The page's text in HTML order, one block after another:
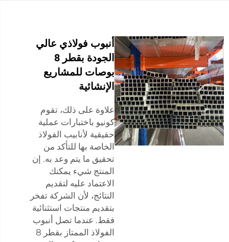
أنبوب فولاذي عالي
الجودة بقطر 8
بوصات للمشاريع
الإنشائية
علاوة على ذلك، تقوم
كونيو باختبارات عملية
حقيقية لأنابيب الفولاذ
الخاصة بها للتأكد من
تحقيق ما يتم وعد به. إن
المنتج شيء يمكنك
الاعتماد عليه لتقديم
النتائج، لأن الشركة تفخر
بتقديم منتجات استثنائية
فقط. عندما تصل أنبوب
الفولاذ الممتاز بقطر 8